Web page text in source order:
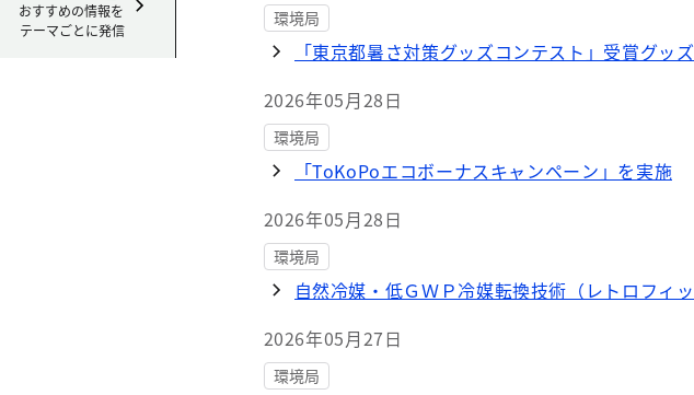
おすすめの情報を
テーマごとに発信
環境局
「東京都暑さ対策グッズコンテスト」受賞グッ
2026年05月28日
環境局
「ToKoPoエコボーナスキャンペーン」を実施
2026年05月28日
環境局
自然冷媒・低ＧＷＰ冷媒転換技術（レトロフィ
2026年05月27日
環境局